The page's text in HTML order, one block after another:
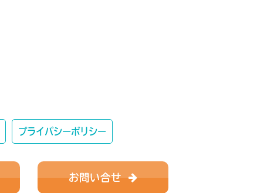
プライバシーポリシー
お問い合せ